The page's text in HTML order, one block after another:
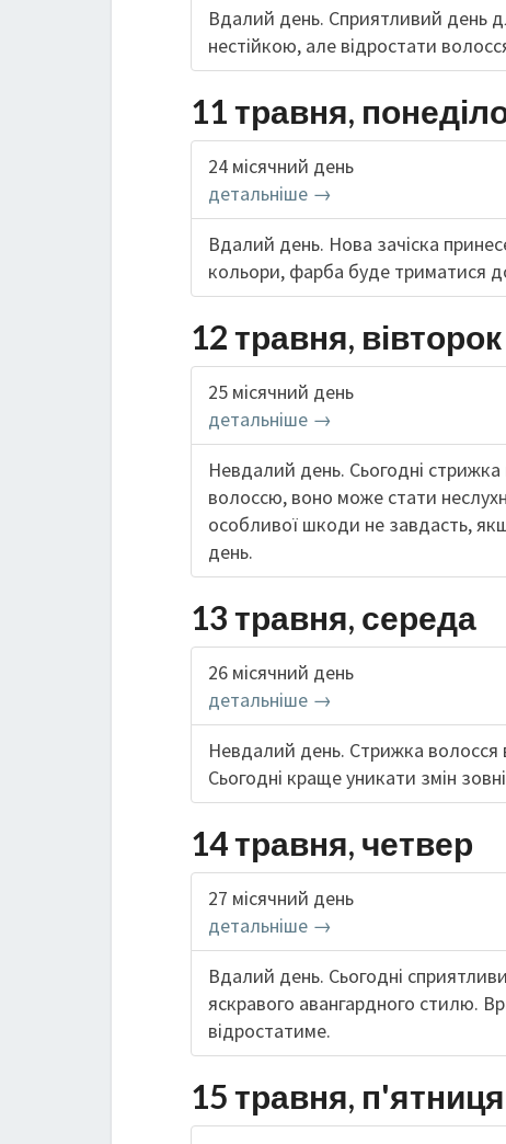
Вдалий день. Сприятливий день
нестійкою, але відростати
11 травня,
24 місячний день
детальніше →
Вдалий день. Нова зачіска
кольори, фарба буде триматися
12 травня, вівторок
25 місячний день
детальніше →
Невдалий день. Сьогодні
волоссю, воно може стати
особливої шкоди не завдасть,
день.
13 травня, середа
26 місячний день
детальніше →
Невдалий день. Стрижка
Сьогодні краще уникати змін
14 травня, четвер
27 місячний день
детальніше →
Вдалий день. Сьогодні
яскравого авангардного стилю.
відростатиме.
15 травня, п'ятниця